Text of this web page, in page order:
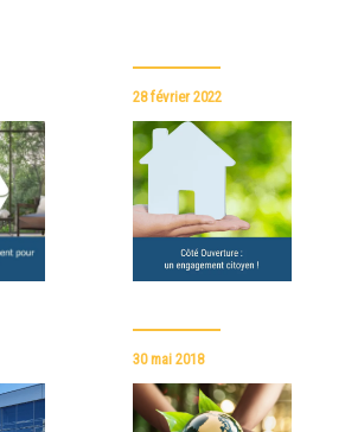
28 février 2022
30 mai 2018